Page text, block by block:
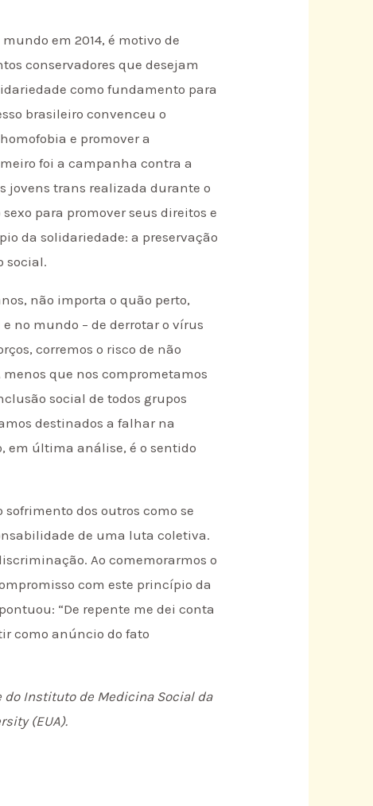
em 2014, é motivo de
conservadores que desejam
como fundamento para
brasileiro convenceu o
e promover a
foi a campanha contra a
jovens trans realizada durante o
para promover seus direitos e
da solidariedade: a preservação
social.
não importa o quão perto,
no mundo – de derrotar o vírus
corremos o risco de não
que nos comprometamos
social de todos grupos
destinados a falhar na
em última análise, é o sentido
dos outros como se
de uma luta coletiva.
Ao comemorarmos o
com este princípio da
“De repente me dei conta
como anúncio do fato
Instituto de Medicina Social da
(EUA).